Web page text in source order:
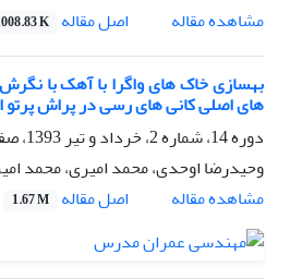
مشاهده مقاله
اصل مقاله K
بهسازی خاک های واگرا با آهک با
های اصلی کانی های رسی در پراش
دوره 14، شماره 2، خرداد و تیر 1393، صفحه
وحیدرضا اوحدی، محمد امیری، محمد
مشاهده مقاله
اصل مقاله 1.67 M